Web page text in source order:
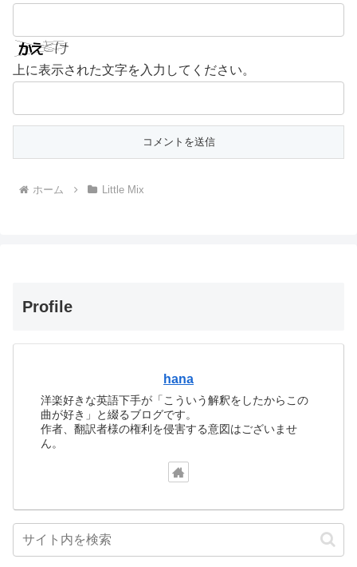
上に表示された文字を入力してください。
ホーム Little Mix
Profile
hana
洋楽好きな英語下手が「こういう解釈をしたからこの
曲が好き」と綴るブログです。
作者、翻訳者様の権利を侵害する意図はございませ
ん。